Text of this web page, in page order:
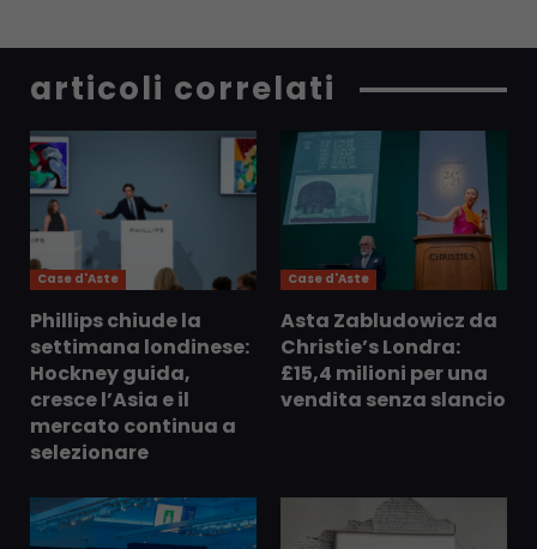
articoli correlati
Case d'Aste
Phillips chiude la
settimana londinese:
Hockney guida,
cresce l’Asia e il
mercato continua a
selezionare
Case d'Aste
Asta Zabludowicz da
Christie’s Londra:
£15,4 milioni per una
vendita senza slancio